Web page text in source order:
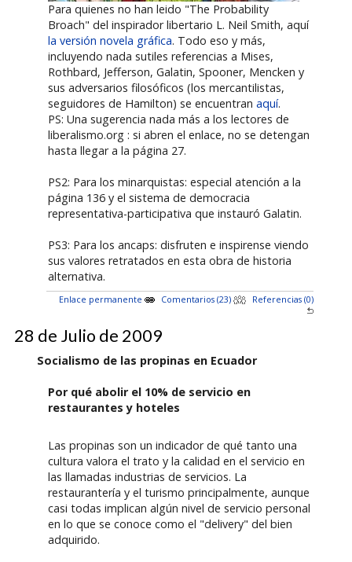
Para quienes no han leido "The Probability
Broach" del inspirador libertario L. Neil Smith, aquí
la versión novela gráfica. Todo eso y más,
incluyendo nada sutiles referencias a Mises,
Rothbard, Jefferson, Galatin, Spooner, Mencken y
sus adversarios filosóficos (los mercantilistas,
seguidores de Hamilton) se encuentranaquí.
PS: Una sugerencia nada más a los lectores de
liberalismo.org : si abren el enlace, no se detengan
hasta llegar a la página 27.
PS2: Para los minarquistas: especial atención a la
página 136 y el sistema de democracia
representativa-participativa que instauró Galatin.
PS3: Para los ancaps: disfruten e inspirense viendo
sus valores retratados en esta obra de historia
alternativa.
Enlace permanente Comentarios (23) Referencias (0)
28 de Julio de 2009
Socialismo de las propinas en Ecuador
Por qué abolir el 10% de servicio en
restaurantes y hoteles
Las propinas son un indicador de qué tanto una
cultura valora el trato y la calidad en el servicio en
las llamadas industrias de servicios. La
restaurantería y el turismo principalmente, aunque
casi todas implican algún nivel de servicio personal
en lo que se conoce como el "delivery" del bien
adquirido.